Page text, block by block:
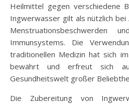
Heilmittel gegen verschiedene
Ingwerwasser gilt als nützlich bei
Menstruationsbeschwerden
Immunsystems. Die
traditionellen Medizin hat sich
bewährt und erfreut sich
Gesundheitswelt großer
Die Zubereitung von